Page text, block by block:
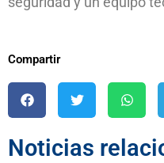
Compartir
Noticias